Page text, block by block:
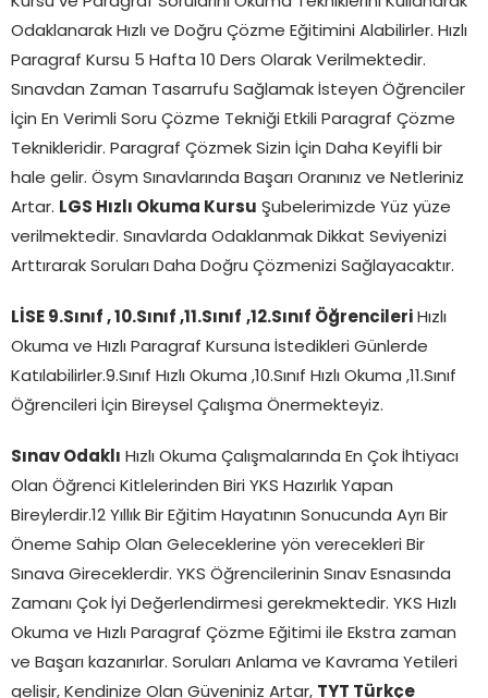
Odaklanarak Hızlı ve Doğru Çözme Eğitimini Alabilirler. Hızlı
Paragraf Kursu 5 Hafta 10 Ders Olarak Verilmektedir.
Sınavdan Zaman Tasarrufu Sağlamak İsteyen Öğrenciler
İçin En Verimli Soru Çözme Tekniği Etkili Paragraf Çözme
Teknikleridir. Paragraf Çözmek Sizin İçin Daha Keyifli bir
hale gelir. Ösym Sınavlarında Başarı Oranınız ve Netleriniz
Artar. LGS Hızlı Okuma Kursu Şubelerimizde Yüz yüze
verilmektedir. Sınavlarda Odaklanmak Dikkat Seviyenizi
Arttırarak Soruları Daha Doğru Çözmenizi Sağlayacaktır.
LİSE 9.Sınıf , 10.Sınıf ,11.Sınıf ,12.Sınıf Öğrencileri
Hızlı
Okuma ve Hızlı Paragraf Kursuna İstedikleri Günlerde
Katılabilirler.9.Sınıf Hızlı Okuma ,10.Sınıf Hızlı Okuma ,11.Sınıf
Öğrencileri İçin Bireysel Çalışma Önermekteyiz.
Sınav Odaklı
Hızlı Okuma Çalışmalarında En Çok İhtiyacı
Olan Öğrenci Kitlelerinden Biri YKS Hazırlık Yapan
Bireylerdir.12 Yıllık Bir Eğitim Hayatının Sonucunda Ayrı Bir
Öneme Sahip Olan Geleceklerine yön verecekleri Bir
Sınava Gireceklerdir. YKS Öğrencilerinin Sınav Esnasında
Zamanı Çok İyi Değerlendirmesi gerekmektedir. YKS Hızlı
Okuma ve Hızlı Paragraf Çözme Eğitimi ile Ekstra zaman
ve Başarı kazanırlar. Soruları Anlama ve Kavrama Yetileri
gelişir, Kendinize Olan Güveniniz Artar, TYT Türkçe